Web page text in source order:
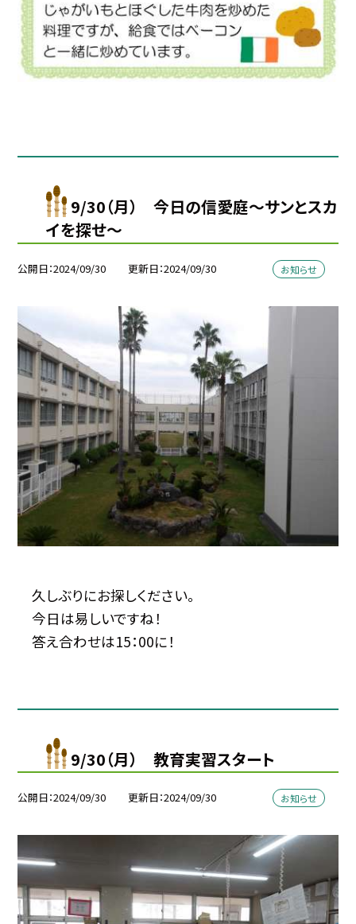
9/30（月） 今日の信愛庭〜サンとスカ
イを探せ〜
公開日 2024/09/30 更新日 2024/09/30 お知らせ
久しぶりにお探しください。
今日は易しいですね！
答え合わせは15：00に！
9/30（月） 教育実習スタート
公開日 2024/09/30 更新日 2024/09/30 お知らせ